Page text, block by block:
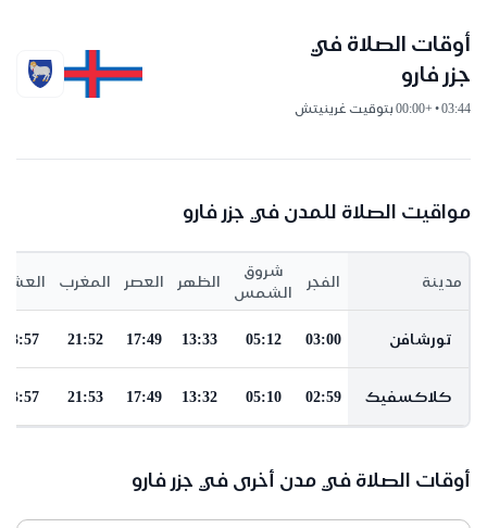
أوقات الصلاة في
جزر فارو
03:44 • +00:00 بتوقيت غرينيتش
مواقيت الصلاة للمدن في جزر فارو
مدينة الفجر
شروق
الشمس
الظهر العصر المغرب
تورشافن 03:00
05:12
13:33
17:49
21:52
23:57
كلاكسفيك 02:59
05:10
13:32
17:49
21:53
23:57
أوقات الصلاة في مدن أخرى في جزر فارو